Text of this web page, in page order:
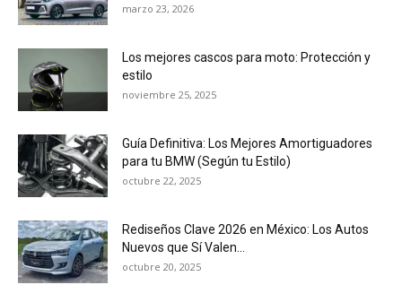
marzo 23, 2026
Los mejores cascos para moto: Protección y
estilo
noviembre 25, 2025
Guía Definitiva: Los Mejores Amortiguadores
para tu BMW (Según tu Estilo)
octubre 22, 2025
Rediseños Clave 2026 en México: Los Autos
Nuevos que Sí Valen...
octubre 20, 2025